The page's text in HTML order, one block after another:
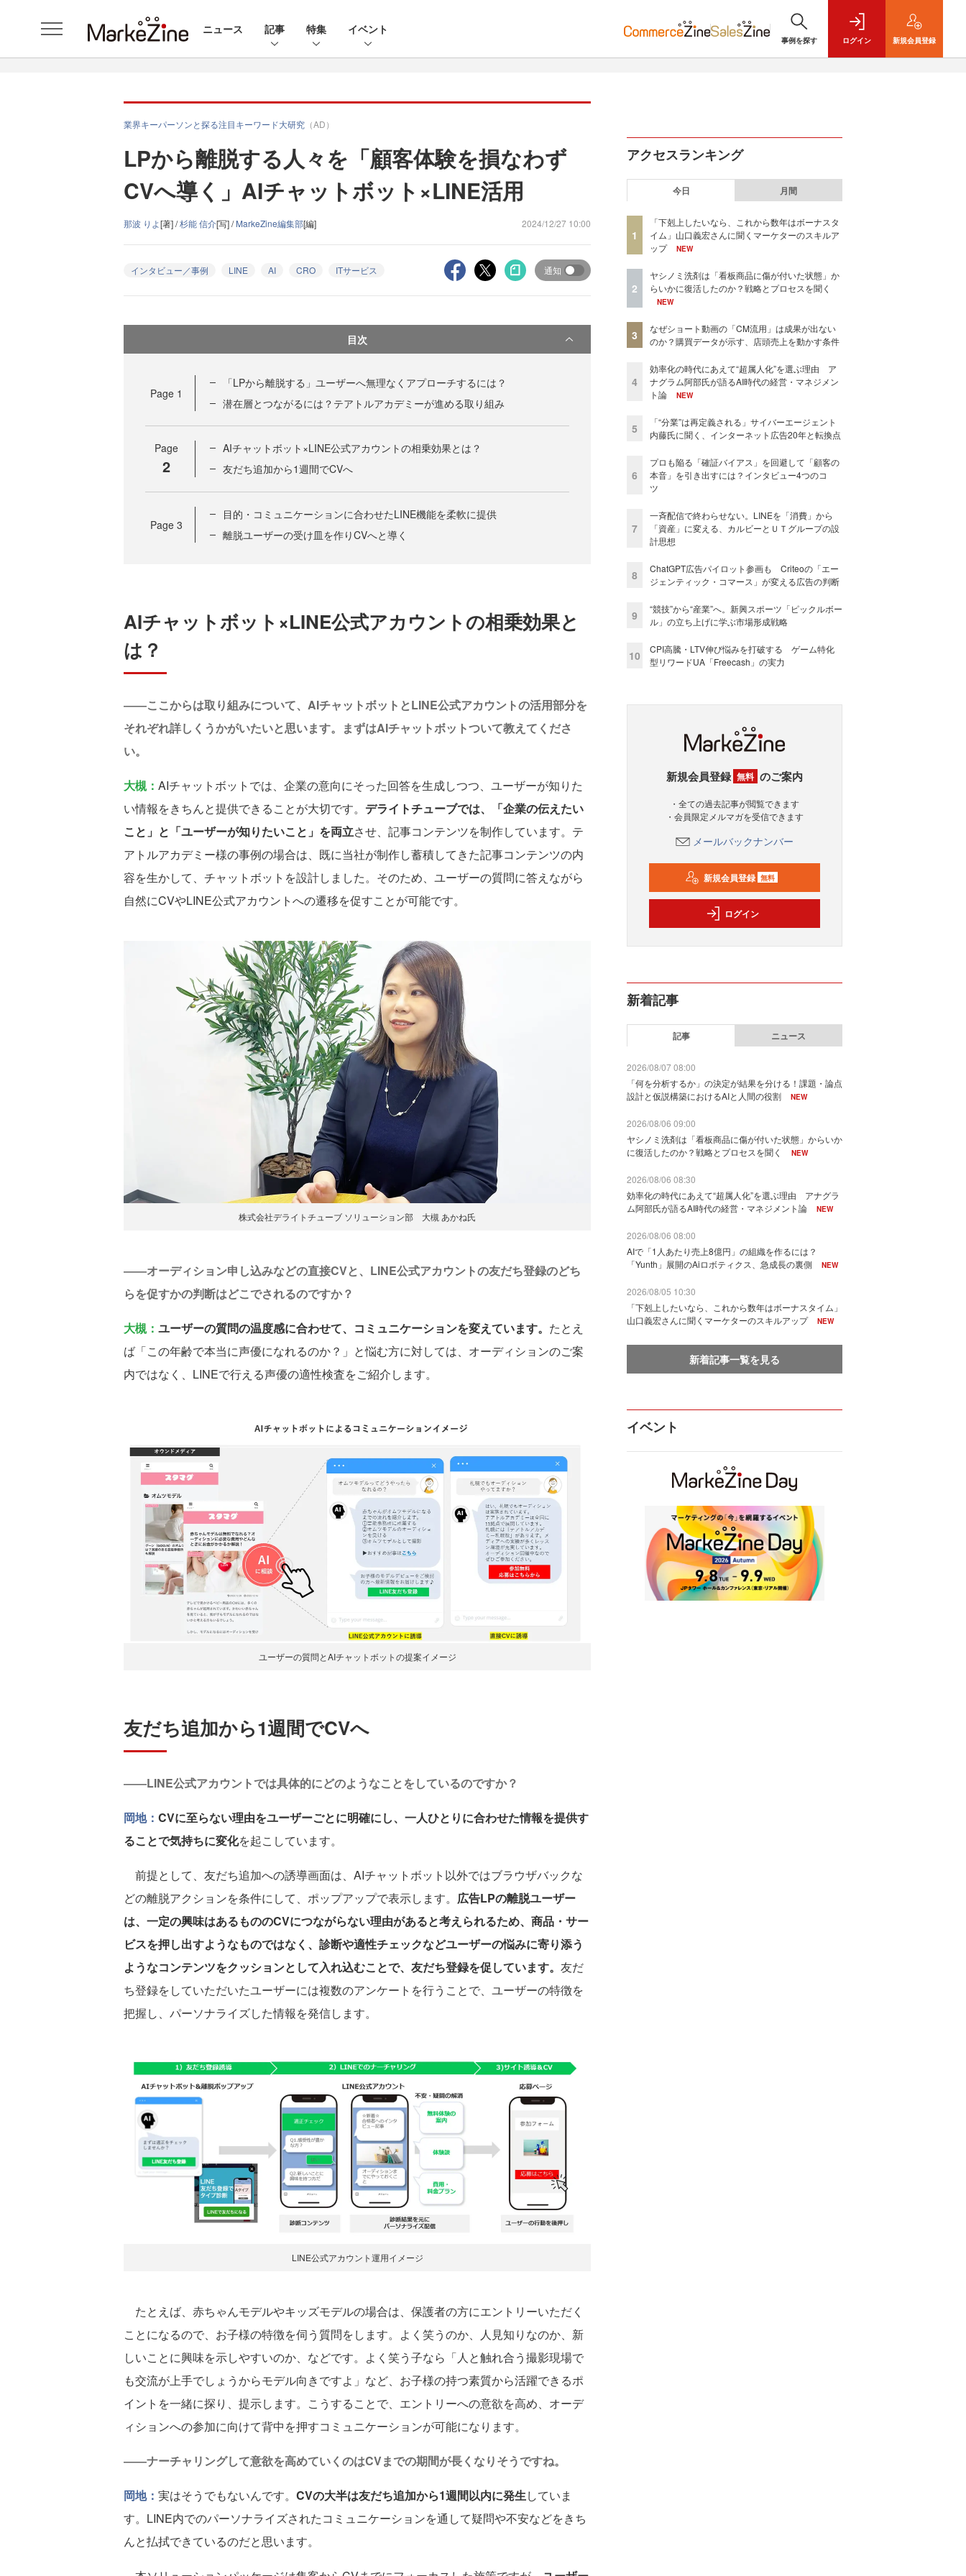
ニュース 記事 特集 イベント
事例を探す ログイン 新規会員登録
業界キーパーソンと探る注目キーワード大研究 （AD）
LPから離脱する人々を「顧客体験を損なわず
CVへ導く」AIチャットボット×LINE活用
那波 りよ[著] /杉能 信介[写] /MarkeZine編集部[編] 2024/12/27 10:00
インタビュー／事例 LINE AI CRO ITサービス 通知
目次
Page 1
「LPから離脱する」ユーザーへ無理なくアプローチするには？
潜在層とつながるには？テアトルアカデミーが進める取り組み
Page
2
AIチャットボット×LINE公式アカウントの相乗効果とは？
友だち追加から1週間でCVへ
Page 3
目的・コミュニケーションに合わせたLINE機能を柔軟に提供
離脱ユーザーの受け皿を作りCVへと導く
AIチャットボット×LINE公式アカウントの相乗効果と
は？
――ここからは取り組みについて、AIチャットボットとLINE公式アカウントの活用部分を
それぞれ詳しくうかがいたいと思います。まずはAIチャットボットついて教えてくださ
い。
大槻： AIチャットボットでは、企業の意向にそった回答を生成しつつ、ユーザーが知りた
い情報をきちんと提供できることが大切です。 デライトチューブでは、「企業の伝えたい
こと」と「ユーザーが知りたいこと」を両立させ、記事コンテンツを制作しています。テ
アトルアカデミー様の事例の場合は、既に当社が制作し蓄積してきた記事コンテンツの内
容を生かして、チャットボットを設計しました。そのため、ユーザーの質問に答えながら
自然にCVやLINE公式アカウントへの遷移を促すことが可能です。
株式会社デライトチューブ ソリューション部 大槻 あかね氏
――オーディション申し込みなどの直接CVと、LINE公式アカウントの友だち登録のどち
らを促すかの判断はどこでされるのですか？
大槻： ユーザーの質問の温度感に合わせて、コミュニケーションを変えています。 たとえ
ば「この年齢で本当に声優になれるのか？」と悩む方に対しては、オーディションのご案
内ではなく、LINEで行える声優の適性検査をご紹介します。
ユーザーの質問とAIチャットボットの提案イメージ
友だち追加から1週間でCVへ
――LINE公式アカウントでは具体的にどのようなことをしているのですか？
岡地： CVに至らない理由をユーザーごとに明確にし、一人ひとりに合わせた情報を提供す
ることで気持ちに変化を起こしています。
前提として、友だち追加への誘導画面は、AIチャットボット以外ではブラウザバックな
どの離脱アクションを条件にして、ポップアップで表示します。 広告LPの離脱ユーザー
は、一定の興味はあるもののCVにつながらない理由があると考えられるため、商品・サー
ビスを押し出すようなものではなく、診断や適性チェックなどユーザーの悩みに寄り添う
ようなコンテンツをクッションとして入れ込むことで、友だち登録を促しています。 友だ
ち登録をしていただいたユーザーには複数のアンケートを行うことで、ユーザーの特徴を
把握し、パーソナライズした情報を発信します。
LINE公式アカウント運用イメージ
たとえば、赤ちゃんモデルやキッズモデルの場合は、保護者の方にエントリーいただく
ことになるので、お子様の特徴を伺う質問をします。よく笑うのか、人見知りなのか、新
しいことに興味を示しやすいのか、などです。よく笑う子なら「人と触れ合う撮影現場で
も交流が上手でしょうからモデル向きですよ」など、お子様の持つ素質から活躍できるポ
イントを一緒に探り、提示します。こうすることで、エントリーへの意欲を高め、オーデ
ィションへの参加に向けて背中を押すコミュニケーションが可能になります。
――ナーチャリングして意欲を高めていくのはCVまでの期間が長くなりそうですね。
岡地： 実はそうでもないんです。 CVの大半は友だち追加から1週間以内に発生していま
す。LINE内でのパーソナライズされたコミュニケーションを通して疑問や不安などをきち
んと払拭できているのだと思います。
アクセスランキング
今日 月間
1
「下剋上したいなら、これから数年はボーナスタ
イム」山口義宏さんに聞くマーケターのスキルア
ップ
NEW
2
ヤシノミ洗剤は「看板商品に傷が付いた状態」か
らいかに復活したのか？戦略とプロセスを聞く
NEW
3
なぜショート動画の「CM流用」は成果が出ない
のか？購買データが示す、店頭売上を動かす条件
4
効率化の時代にあえて“超属人化”を選ぶ理由 ア
ナグラム阿部氏が語るAI時代の経営・マネジメン
ト論
NEW
5
「“分業”は再定義される」サイバーエージェント
内藤氏に聞く、インターネット広告20年と転換点
6
プロも陥る「確証バイアス」を回避して「顧客の
本音」を引き出すには？インタビュー4つのコ
ツ
7
一斉配信で終わらせない。LINEを「消費」から
「資産」に変える、カルビーとＵＴグループの設
計思想
8
ChatGPT広告パイロット参画も Criteoの「エー
ジェンティック・コマース」が変える広告の判断
9
“競技”から“産業”へ。新興スポーツ「ピックルボー
ル」の立ち上げに学ぶ市場形成戦略
10
CPI高騰・LTV伸び悩みを打破する ゲーム特化
型リワードUA「Freecash」の実力
新規会員登録 無料 のご案内
・全ての過去記事が閲覧できます
・会員限定メルマガを受信できます
メールバックナンバー
新規会員登録 無料
ログイン
新着記事
記事 ニュース
2026/08/07 08:00
「何を分析するか」の決定が結果を分ける！課題・論点
設計と仮説構築におけるAIと人間の役割
NEW
2026/08/06 09:00
ヤシノミ洗剤は「看板商品に傷が付いた状態」からいか
に復活したのか？戦略とプロセスを聞く
NEW
2026/08/06 08:30
効率化の時代にあえて“超属人化”を選ぶ理由 アナグラ
ム阿部氏が語るAI時代の経営・マネジメント論
NEW
2026/08/06 08:00
AIで「1人あたり売上8億円」の組織を作るには？
「Yunth」展開のAiロボティクス、急成長の裏側
NEW
2026/08/05 10:30
「下剋上したいなら、これから数年はボーナスタイム」
山口義宏さんに聞くマーケターのスキルアップ
NEW
新着記事一覧を見る
イベント